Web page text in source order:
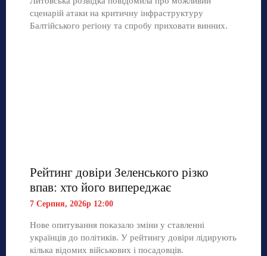
сценарій атаки на критичну інфраструктуру
Балтійського регіону та спробу приховати винних.
Рейтинг довіри Зеленського різко
впав: хто його випереджає
7 Серпня, 2026р 12:00
Нове опитування показало зміни у ставленні
українців до політиків. У рейтингу довіри лідирують
кілька відомих військових і посадовців.